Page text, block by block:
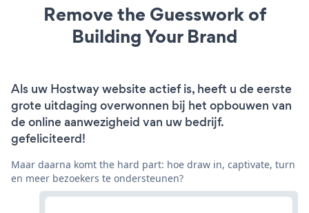
Remove the Guesswork of
Building Your Brand
Als uw Hostway website actief is, heeft u de eerste
grote uitdaging overwonnen bij het opbouwen van
de online aanwezigheid van uw bedrijf.
gefeliciteerd!
Maar daarna komt the hard part: hoe draw in, captivate, turn
en meer bezoekers te ondersteunen?